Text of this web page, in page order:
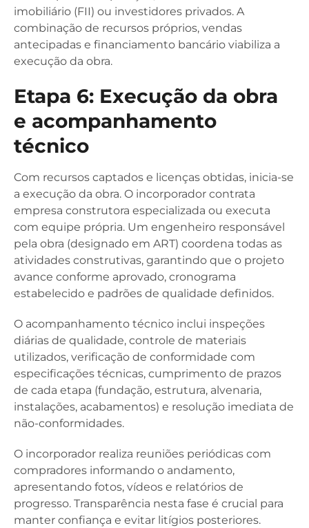
imobiliário (FII) ou investidores privados. A
combinação de recursos próprios, vendas
antecipadas e financiamento bancário viabiliza a
execução da obra.
Etapa 6: Execução da obra
e acompanhamento
técnico
Com recursos captados e licenças obtidas, inicia-se
a execução da obra. O incorporador contrata
empresa construtora especializada ou executa
com equipe própria. Um engenheiro responsável
pela obra (designado em ART) coordena todas as
atividades construtivas, garantindo que o projeto
avance conforme aprovado, cronograma
estabelecido e padrões de qualidade definidos.
O acompanhamento técnico inclui inspeções
diárias de qualidade, controle de materiais
utilizados, verificação de conformidade com
especificações técnicas, cumprimento de prazos
de cada etapa (fundação, estrutura, alvenaria,
instalações, acabamentos) e resolução imediata de
não-conformidades.
O incorporador realiza reuniões periódicas com
compradores informando o andamento,
apresentando fotos, vídeos e relatórios de
progresso. Transparência nesta fase é crucial para
manter confiança e evitar litígios posteriores.